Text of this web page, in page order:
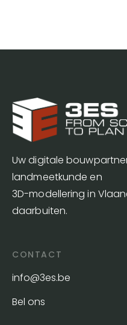
Uw digitale
landmeetkunde en
3D-modellering in
daarbuiten.
CONTACT
info@3es.be
Bel ons